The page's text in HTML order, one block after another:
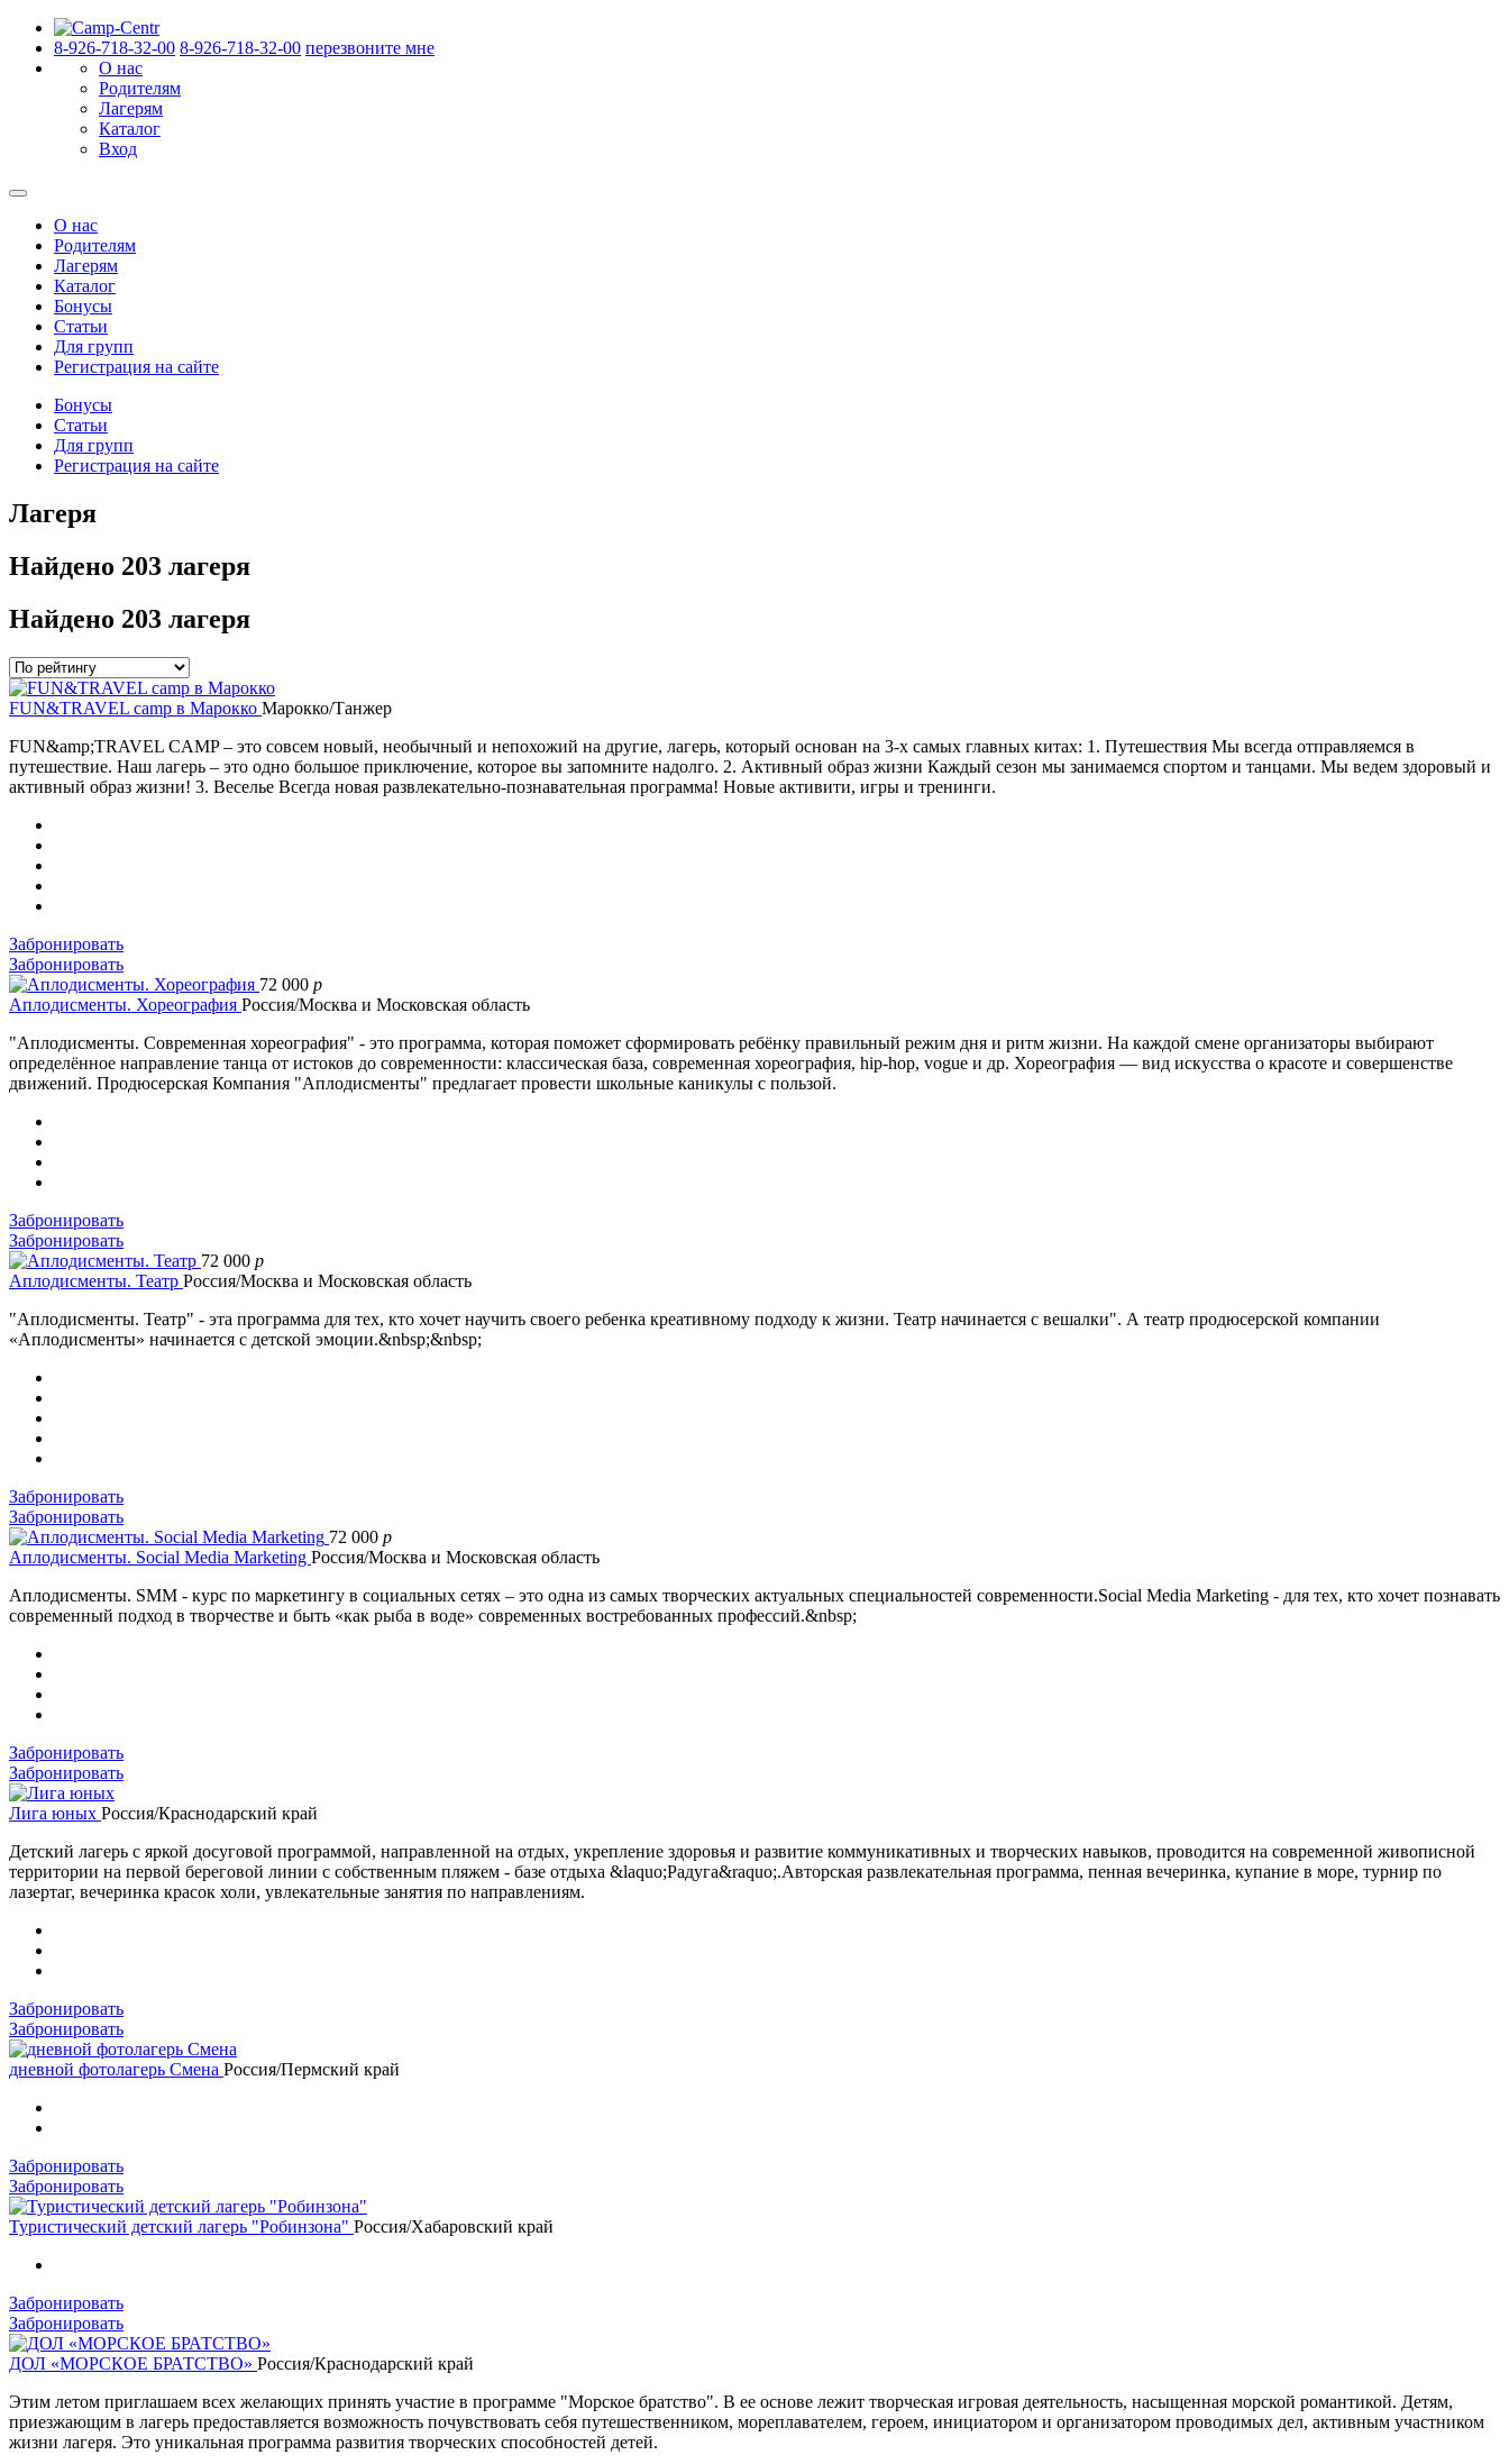
8-926-718-32-00 8-926-718-32-00 перезвоните мне
О нас
Родителям
Лагерям
Каталог
Вход
О нас
Родителям
Лагерям
Каталог
Бонусы
Статьи
Для групп
Регистрация на сайте
Бонусы
Статьи
Для групп
Регистрация на сайте
Лагеря
Найдено 203 лагеря
Найдено 203 лагеря
FUN&TRAVEL camp в Марокко Марокко/Танжер
FUN&amp;TRAVEL CAMP – это совсем новый, необычный и непохожий на другие, лагерь, который основан на 3-х самых главных китах: 1. Путешествия Мы всегда отправляемся в
путешествие. Наш лагерь – это одно большое приключение, которое вы запомните надолго. 2. Активный образ жизни Каждый сезон мы занимаемся спортом и танцами. Мы ведем здоровый и
активный образ жизни! 3. Веселье Всегда новая развлекательно-познавательная программа! Новые активити, игры и тренинги.
Забронировать
Забронировать
72 000 p
Аплодисменты. Хореография Россия/Москва и Московская область
"Аплодисменты. Современная хореография" - это программа, которая поможет сформировать ребёнку правильный режим дня и ритм жизни. На каждой смене организаторы выбирают
определённое направление танца от истоков до современности: классическая база, современная хореография, hip-hop, vogue и др. Хореография — вид искусства о красоте и совершенстве
движений. Продюсерская Компания "Аплодисменты" предлагает провести школьные каникулы с пользой.
Забронировать
Забронировать
72 000 p
Аплодисменты. Театр Россия/Москва и Московская область
"Аплодисменты. Театр" - эта программа для тех, кто хочет научить своего ребенка креативному подходу к жизни. Театр начинается с вешалки". А театр продюсерской компании
«Аплодисменты» начинается с детской эмоции.&nbsp;&nbsp;
Забронировать
Забронировать
72 000 p
Аплодисменты. Social Media Marketing Россия/Москва и Московская область
Аплодисменты. SMM - курс по маркетингу в социальных сетях – это одна из самых творческих актуальных специальностей современности.Social Media Marketing - для тех, кто хочет познавать
современный подход в творчестве и быть «как рыба в воде» современных востребованных профессий.&nbsp;
Забронировать
Забронировать
Лига юных Россия/Краснодарский край
Детский лагерь с яркой досуговой программой, направленной на отдых, укрепление здоровья и развитие коммуникативных и творческих навыков, проводится на современной живописной
территории на первой береговой линии с собственным пляжем - базе отдыха &laquo;Радуга&raquo;.Авторская развлекательная программа, пенная вечеринка, купание в море, турнир по
лазертаг, вечеринка красок холи, увлекательные занятия по направлениям.
Забронировать
Забронировать
дневной фотолагерь Смена Россия/Пермский край
Забронировать
Забронировать
Туристический детский лагерь "Робинзона" Россия/Хабаровский край
Забронировать
Забронировать
ДОЛ «МОРСКОЕ БРАТСТВО» Россия/Краснодарский край
Этим летом приглашаем всех желающих принять участие в программе "Морское братство". В ее основе лежит творческая игровая деятельность, насыщенная морской романтикой. Детям,
приезжающим в лагерь предоставляется возможность почувствовать себя путешественником, мореплавателем, героем, инициатором и организатором проводимых дел, активным участником
жизни лагеря. Это уникальная программа развития творческих способностей детей.